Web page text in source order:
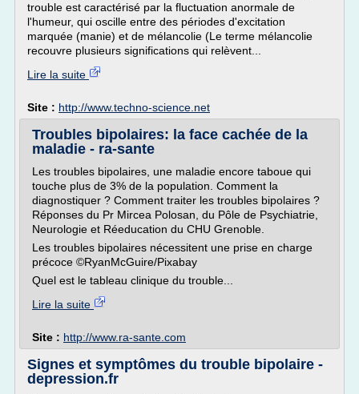
trouble est caractérisé par la fluctuation anormale de
l'humeur, qui oscille entre des périodes d'excitation
marquée (manie) et de mélancolie (Le terme mélancolie
recouvre plusieurs significations qui relèvent...
Lire la suite
Site : http://www.techno-science.net
Troubles bipolaires: la face cachée de la
maladie - ra-sante
Les troubles bipolaires, une maladie encore taboue qui
touche plus de 3% de la population. Comment la
diagnostiquer ? Comment traiter les troubles bipolaires ?
Réponses du Pr Mircea Polosan, du Pôle de Psychiatrie,
Neurologie et Réeducation du CHU Grenoble.
Les troubles bipolaires nécessitent une prise en charge
précoce ©RyanMcGuire/Pixabay
Quel est le tableau clinique du trouble...
Lire la suite
Site : http://www.ra-sante.com
Signes et symptômes du trouble bipolaire -
depression.fr